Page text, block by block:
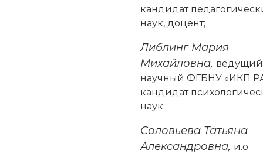
кандидат
наук, доцент;
Либлинг Мария
Михайловна, ведущий
научный ФГБНУ «ИКП
кандидат
наук;
Соловьева Татьяна
Александровна, и.о.